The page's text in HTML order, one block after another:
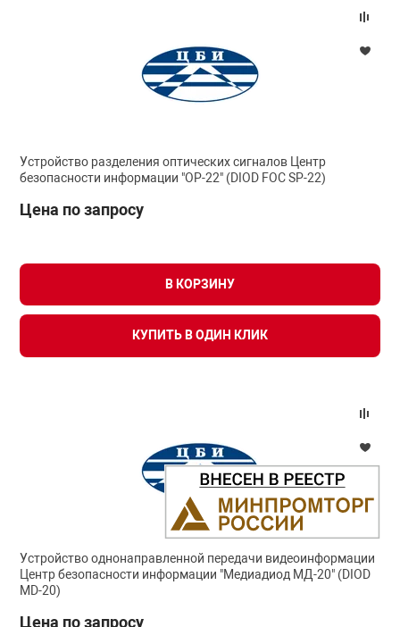
Устройство разделения оптических сигналов Центр
безопасности информации "ОР-22" (DIOD FOC SP-22)
Цена по запросу
В КОРЗИНУ
КУПИТЬ В ОДИН КЛИК
Устройство однонаправленной передачи видеоинформации
Центр безопасности информации "Медиадиод МД-20" (DIOD
MD-20)
Цена по запросу